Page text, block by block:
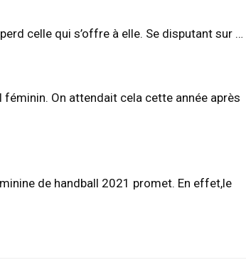
celle qui s’offre à elle. Se disputant sur …
féminin. On attendait cela cette année après
de handball 2021 promet. En effet,le